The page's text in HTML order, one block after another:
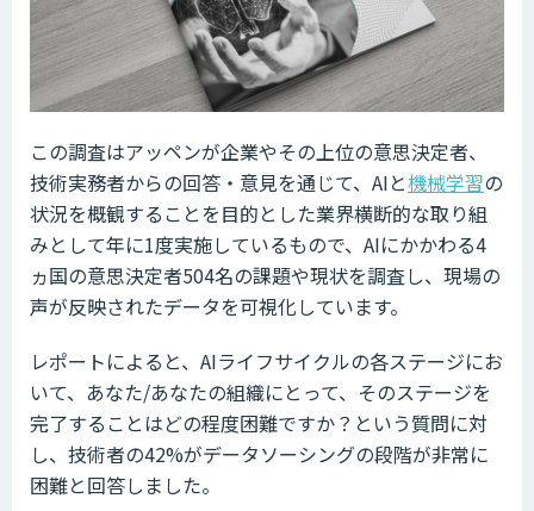
この調査はアッペンが企業やその上位の意思決定者、
技術実務者からの回答・意見を通じて、AIと機械学習の
状況を概観することを目的とした業界横断的な取り組
みとして年に1度実施しているもので、AIにかかわる4
ヵ国の意思決定者504名の課題や現状を調査し、現場の
声が反映されたデータを可視化しています。
レポートによると、AIライフサイクルの各ステージにお
いて、あなた/あなたの組織にとって、そのステージを
完了することはどの程度困難ですか？という質問に対
し、技術者の42%がデータソーシングの段階が非常に
困難と回答しました。